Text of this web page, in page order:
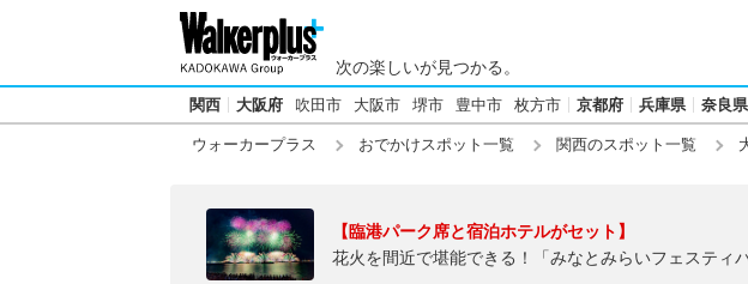
次の楽しいが見つかる。
関西 大阪府 吹田市 大阪市 堺市 豊中市 枚方市 京都府 兵庫県 奈良県
ウォーカープラス おでかけスポット一覧 関西のスポット一覧
【臨港パーク席と宿泊ホテルがセット】
花火を間近で堪能できる！「みなとみらいフェスティ